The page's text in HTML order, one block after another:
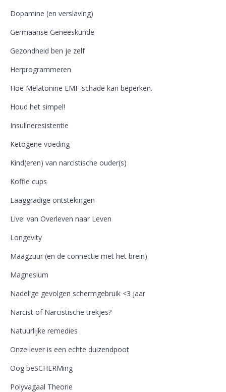
Dopamine (en verslaving)
Germaanse Geneeskunde
Gezondheid ben je zelf
Herprogrammeren
Hoe Melatonine EMF-schade kan beperken.
Houd het simpel!
Insulineresistentie
Ketogene voeding
Kind(eren) van narcistische ouder(s)
Koffie cups
Laaggradige ontstekingen
Live: van Overleven naar Leven
Longevity
Maagzuur (en de connectie met het brein)
Magnesium
Nadelige gevolgen schermgebruik <3 jaar
Narcist of Narcistische trekjes?
Natuurlijke remedies
Onze lever is een echte duizendpoot
Oog beSCHERMing
Polyvagaal Theorie